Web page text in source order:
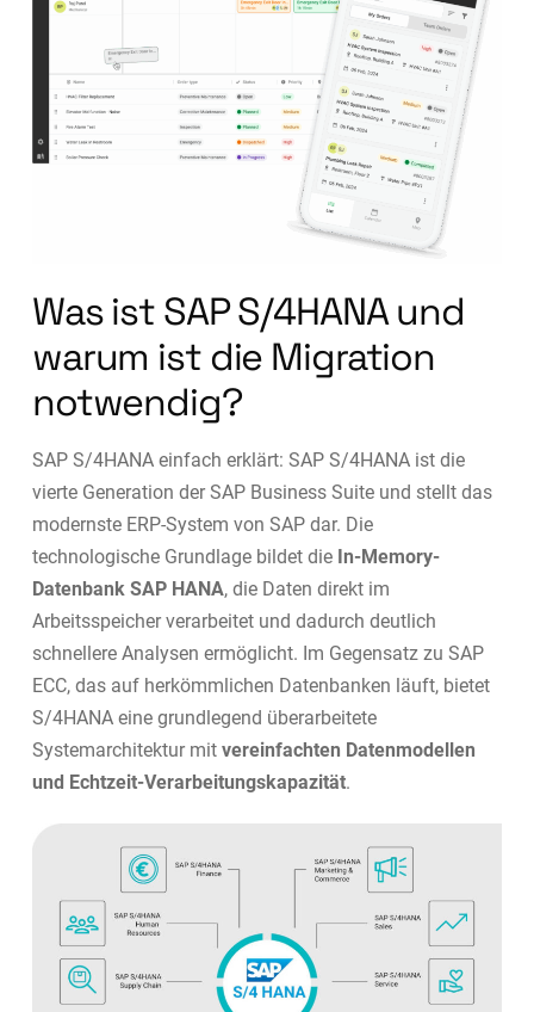
Was ist SAP S/4HANA und
warum ist die Migration
notwendig?
SAP S/4HANA einfach erklärt: SAP S/4HANA ist die
vierte Generation der SAP Business Suite und stellt das
modernste ERP-System von SAP dar. Die
technologische Grundlage bildet die In-Memory-
Datenbank SAP HANA, die Daten direkt im
Arbeitsspeicher verarbeitet und dadurch deutlich
schnellere Analysen ermöglicht. Im Gegensatz zu SAP
ECC, das auf herkömmlichen Datenbanken läuft, bietet
S/4HANA eine grundlegend überarbeitete
Systemarchitektur mit vereinfachten Datenmodellen
und Echtzeit-Verarbeitungskapazität.